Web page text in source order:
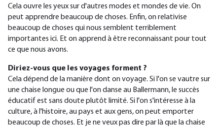
Cela ouvre les yeux sur d'autres modes et mondes de vie. On
peut apprendre beaucoup de choses. Enfin, on relativise
beaucoup de choses qui nous semblent terriblement
importantes ici. Et on apprend à être reconnaissant pour tout
ce que nous avons.
Diriez-vous que les voyages forment ?
Cela dépend de la manière dont on voyage. Si l'on se vautre sur
une chaise longue ou que l'on danse au Ballermann, le succès
éducatif est sans doute plutôt limité. Si l'on s'intéresse à la
culture, à l'histoire, au pays et aux gens, on peut emporter
beaucoup de choses. Et je ne veux pas dire par là que la chaise